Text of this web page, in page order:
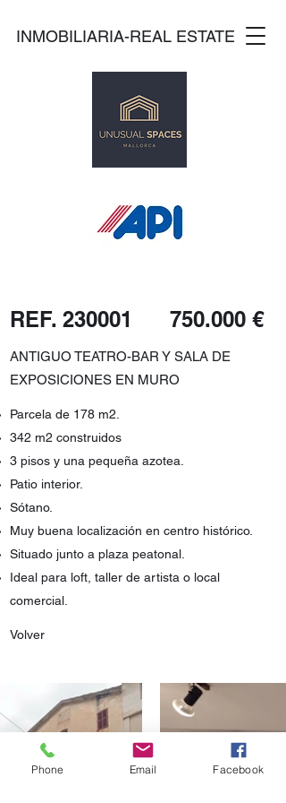
INMOBILIARIA-REAL ESTATE
REF. 230001 750.000 €
ANTIGUO TEATRO-BAR Y SALA DE
EXPOSICIONES EN MURO
Parcela de 178 m2.
342 m2 construidos
3 pisos y una pequeña azotea.
Patio interior.
Sótano.
Muy buena localización en centro histórico.
Situado junto a plaza peatonal.
Ideal para loft, taller de artista o local
comercial.
Volver
Phone Email Facebook